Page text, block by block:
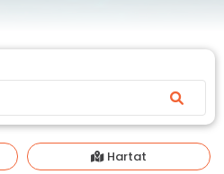
Hartat